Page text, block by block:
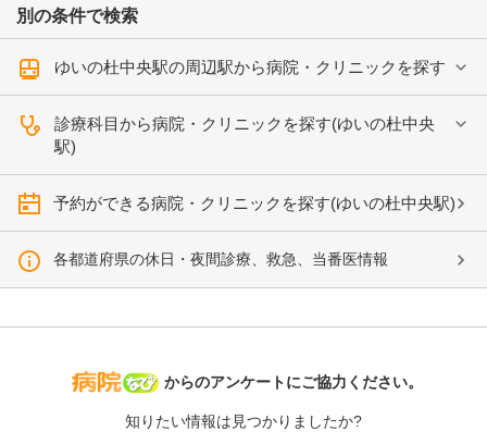
別の条件で検索
ゆいの杜中央駅の周辺駅から病院・クリニックを探す
診療科目から病院・クリニックを探す(ゆいの杜中央
駅)
予約ができる病院・クリニックを探す(ゆいの杜中央駅)
各都道府県の休日・夜間診療、救急、当番医情報
病院なび
からのアンケートにご協力ください。
知りたい情報は見つかりましたか?